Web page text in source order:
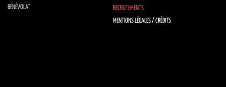
BÉNÉVOLAT
RECRUTEMENTS
MENTIONS LÉGALES / CRÉDITS